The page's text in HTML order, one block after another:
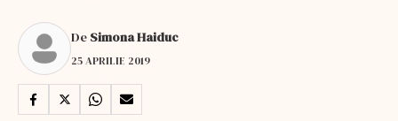
De Simona Haiduc
25 APRILIE 2019